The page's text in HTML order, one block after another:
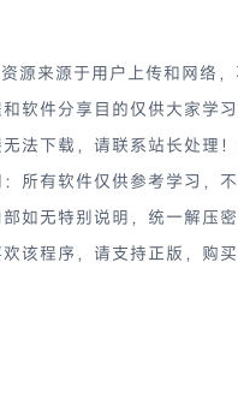
源来源于用户上传和网络
软件分享目的仅供大家学
法下载，请联系站长处理
所有软件仅供参考学习，不
如无特别说明，统一解压
该程序，请支持正版，购